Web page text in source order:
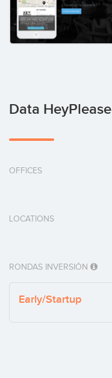
Data HeyPlease
OFFICES
LOCATIONS
RONDAS INVERSIÓN
Early/Startup